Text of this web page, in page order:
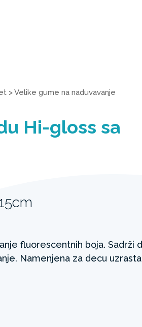
>Velike gume na naduvavanje
Hi-gloss sa
fluorescentnih boja. Sadrži
Namenjena za decu